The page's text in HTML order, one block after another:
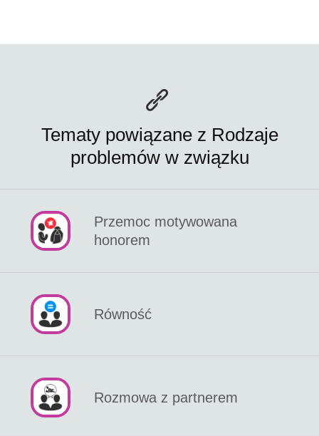
Tematy powiązane z Rodzaje
problemów w związku
Przemoc motywowana
honorem
Równość
Rozmowa z partnerem